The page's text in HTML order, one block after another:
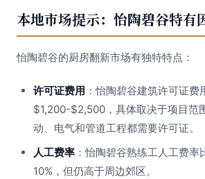
本地市场提示：怡陶碧谷特有
怡陶碧谷的厨房翻新市场有独特特点：
许可证费用 ：怡陶碧谷建筑许可证费
$1,200-$2,500，具体取决于项目范
动、电气和管道工程都需要许可证。
人工费率 ：怡陶碧谷熟练工人工费
10%，但仍高于周边郊区。